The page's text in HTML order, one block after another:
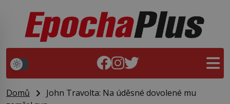
Domů
John Travolta: Na úděsné dovolené mu